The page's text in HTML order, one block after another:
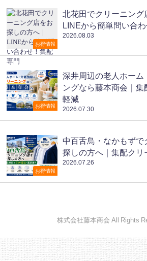
お得情報
北花田でクリーニング
LINEから簡単問い合
2026.08.03
お得情報
深井周辺の老人ホーム
ングなら藤本商会｜集
軽減
2026.07.30
お得情報
中百舌鳥・なかもずで
探しの方へ｜集配クリ
2026.07.26
株式会社藤本商会 All Rights